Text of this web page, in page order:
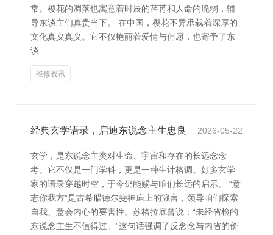
常。樱花的凋落也寓意着时辰的荏苒和人命的脆弱，辅
导东谈主们真贵当下。 在中国，樱花不异承载着深厚的
文化真义真义。它不仅艳丽着爱情与但愿，也寄予了东
谈
维修资讯
经典玄学语录，启迪东说念主生忠良 2026-05-22
玄学，是东说念主类对生命、宇宙和存在的长远念念
考。它不仅是一门学科，更是一种生计格调。好多玄学
家的语录穿越时空，于今仍能赐与咱们长远的启示。 “意
志你我方”是古希腊德尔斐神庙上的箴言，领导咱们探索
自我、意会内心的要害性。苏格拉底曾说：“未经省检的
东说念主生不值得过。”这句话强调了反念念与内省的价